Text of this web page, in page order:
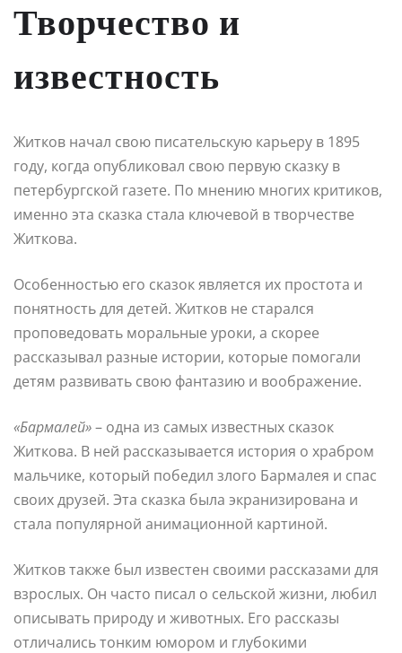
Творчество и
известность
Житков начал свою писательскую карьеру в 1895
году, когда опубликовал свою первую сказку в
петербургской газете. По мнению многих критиков,
именно эта сказка стала ключевой в творчестве
Житкова.
Особенностью его сказок является их простота и
понятность для детей. Житков не старался
проповедовать моральные уроки, а скорее
рассказывал разные истории, которые помогали
детям развивать свою фантазию и воображение.
«Бармалей»– одна из самых известных сказок
Житкова. В ней рассказывается история о храбром
мальчике, который победил злого Бармалея и спас
своих друзей. Эта сказка была экранизирована и
стала популярной анимационной картиной.
Житков также был известен своими рассказами для
взрослых. Он часто писал о сельской жизни, любил
описывать природу и животных. Его рассказы
отличались тонким юмором и глубокими